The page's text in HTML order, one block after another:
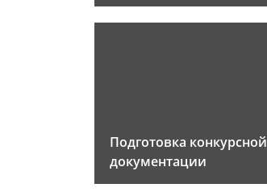
Подготовка конкурсной
документации